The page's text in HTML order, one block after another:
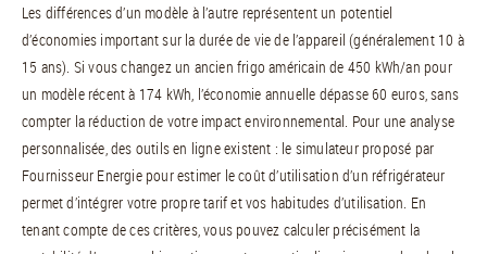
Les différences d’un modèle à l’autre représentent un potentiel
d’économies important sur la durée de vie de l’appareil (généralement 10 à
15 ans). Si vous changez un ancien frigo américain de 450 kWh/an pour
un modèle récent à 174 kWh, l’économie annuelle dépasse 60 euros, sans
compter la réduction de votre impact environnemental. Pour une analyse
personnalisée, des outils en ligne existent : le simulateur proposé par
Fournisseur Energie pour estimer le coût d’utilisation d’un réfrigérateur
permet d’intégrer votre propre tarif et vos habitudes d’utilisation. En
tenant compte de ces critères, vous pouvez calculer précisément la